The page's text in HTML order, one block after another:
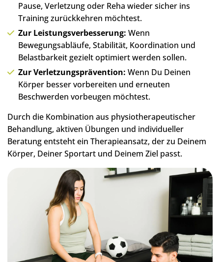
Pause, Verletzung oder Reha wieder sicher ins
Training zurückkehren möchtest.
Zur Leistungsverbesserung: Wenn
Bewegungsabläufe, Stabilität, Koordination und
Belastbarkeit gezielt optimiert werden sollen.
Zur Verletzungsprävention: Wenn Du Deinen
Körper besser vorbereiten und erneuten
Beschwerden vorbeugen möchtest.
Durch die Kombination aus physiotherapeutischer
Behandlung, aktiven Übungen und individueller
Beratung entsteht ein Therapieansatz, der zu Deinem
Körper, Deiner Sportart und Deinem Ziel passt.